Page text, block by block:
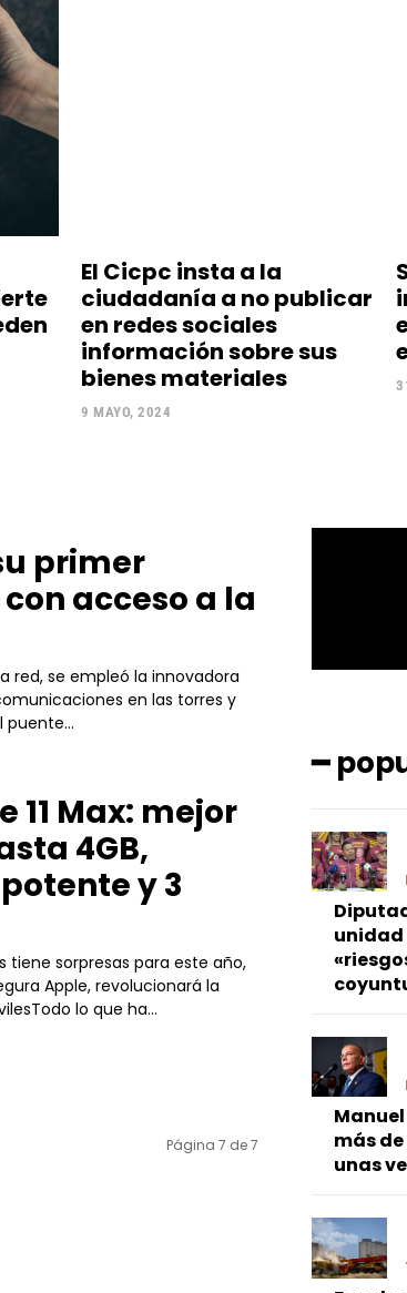
El Cicpc insta a la
ciudadanía a no publicar
en redes sociales
información sobre sus
bienes materiales
9 MAYO, 2024
primer
acceso a la
red, se empleó la innovadora
en las torres y
puente...
11 Max: mejor
4GB,
y 3
tiene sorpresas para este año,
Apple, revolucionará la
lo que ha...
Página 7 de 7
━
unidad
Manuel
más
unas